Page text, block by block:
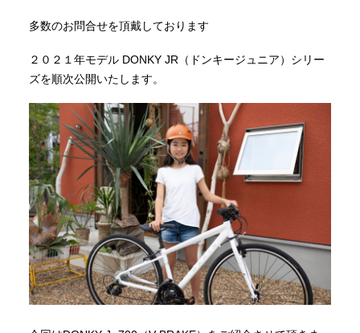
多数のお問合せを頂戴しております
２０２１年モデル DONKY JR（ドンキージュニア）シリー
ズを順次公開いたします。